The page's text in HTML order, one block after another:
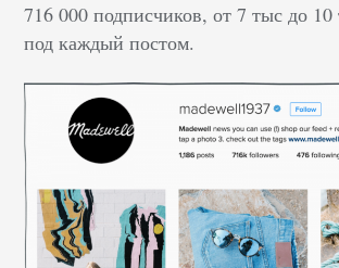
716 000 подписчиков, от 7 тыс до 10
под каждый постом.